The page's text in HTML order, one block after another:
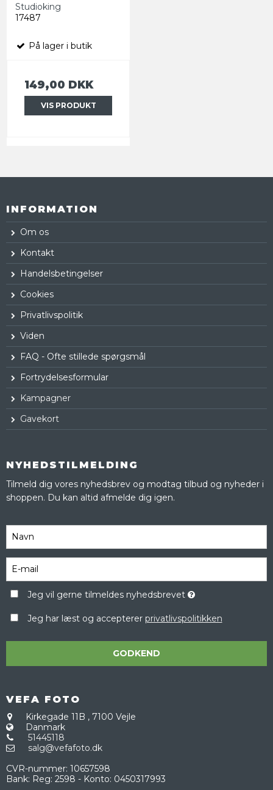
Studioking
17487
På lager i butik
149,00 DKK
VIS PRODUKT
INFORMATION
Om os
Kontakt
Handelsbetingelser
Cookies
Privatlivspolitik
Viden
FAQ - Ofte stillede spørgsmål
Fortrydelsesformular
Kampagner
Gavekort
NYHEDSTILMELDING
Tilmeld dig vores nyhedsbrev og modtag tilbud og nyheder i
shoppen. Du kan altid afmelde dig igen.
Jeg vil gerne tilmeldes nyhedsbrevet
Jeg har læst og accepterer privatlivspolitikken
GODKEND
VEFA FOTO
Kirkegade 11B , 7100 Vejle
Danmark
51445118
salg@vefafoto.dk
CVR-nummer: 10657598
Bank: Reg: 2598 - Konto: 0450317993